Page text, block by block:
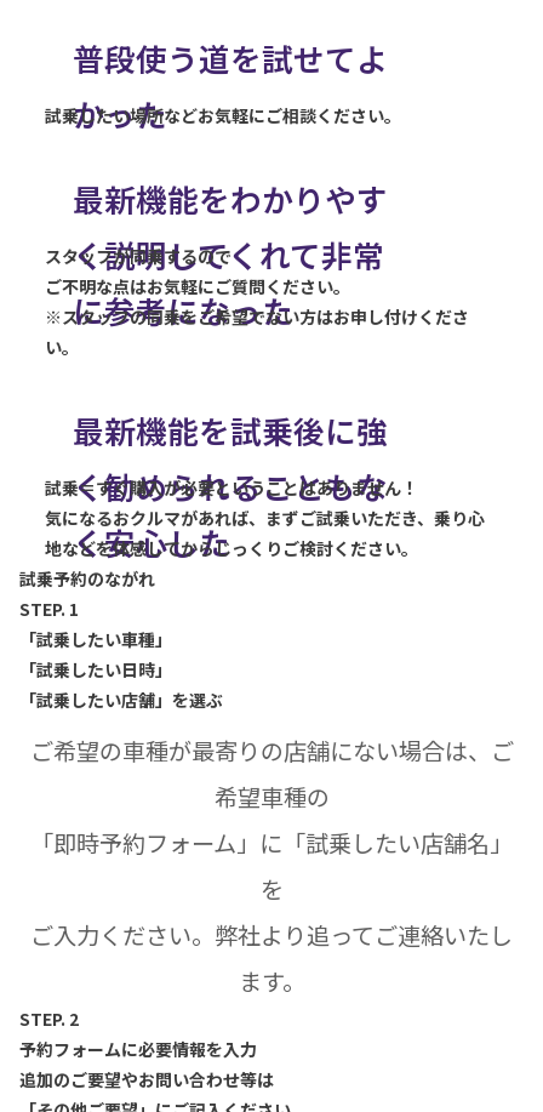
普段使う道を試せてよ
かった
試乗したい場所などお気軽にご相談ください。
最新機能をわかりやす
く説明してくれて非常
に参考になった
スタッフが同乗するので
ご不明な点はお気軽にご質問ください。
※スタッフの同乗をご希望でない方はお申し付けくださ
い。
最新機能を試乗後に強
く勧められることもな
く安心した
試乗＝すぐ購入が必要ということはありません！
気になるおクルマがあれば、まずご試乗いただき、乗り心
地などを体感してからじっくりご検討ください。
試乗予約のながれ
STEP. 1
「試乗したい車種」
「試乗したい日時」
「試乗したい店舗」を選ぶ
ご希望の車種が最寄りの店舗にない場合は、ご
希望車種の
「即時予約フォーム」に「試乗したい店舗名」
を
ご入力ください。弊社より追ってご連絡いたし
ます。
STEP. 2
予約フォームに必要情報を入力
追加のご要望やお問い合わせ等は